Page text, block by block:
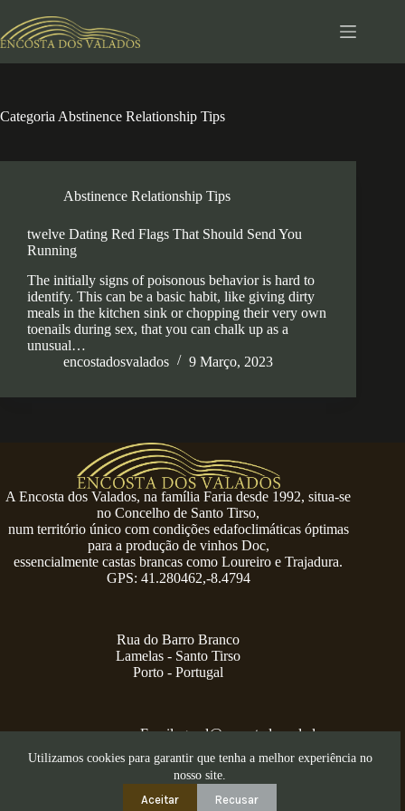
para
o
Utilizamos cookies para garantir que tenha a melhor experiência no
nosso site.
Aceitar
Recusar
Categoria Abstinence Relationship Tips
Abstinence Relationship Tips
twelve Dating Red Flags That Should Send You
Running
The initially signs of poisonous behavior is hard to
identify. This can be a basic habit, like giving dirty
meals in the kitchen sink or chopping their very own
toenails during sex, that you can chalk up as a
unusual…
encostadosvalados
9 Março, 2023
A Encosta dos Valados, na família Faria desde 1992, situa-se
no Concelho de Santo Tirso,
num território único com condições edafoclimáticas óptimas
para a produção de vinhos Doc,
essencialmente castas brancas como Loureiro e Trajadura.
GPS: 41.280462,-8.4794
Rua do Barro Branco
Lamelas - Santo Tirso
Porto - Portugal
Email:geral@encostadosvalados.com
+351 914 729 624
Copyright © 2026 – Serra dos Valados